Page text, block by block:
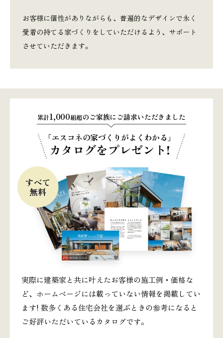
お客様に個性がありながらも、普遍的なデザインで永く
愛着の持てる家づくりをしていただけるよう、サポート
させていただきます。
累計1,000組超のご家族にご請求いただきました
「エスコネの家づくりがよくわかる」
カタログをプレゼント!
実際に建築家と共に叶えたお客様の施工例・価格な
ど、ホームページには載っていない情報を掲載してい
ます! 数多くある住宅会社を選ぶときの参考になると
ご好評いただいているカタログです。